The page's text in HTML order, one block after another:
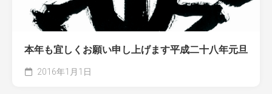
本年も宜しくお願い申し上げます平成二十八年元旦
2016年1月1日